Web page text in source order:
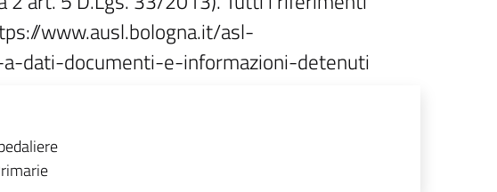
www.ausl.bologna.it/asl-
dati-documenti-e-informazioni-detenuti